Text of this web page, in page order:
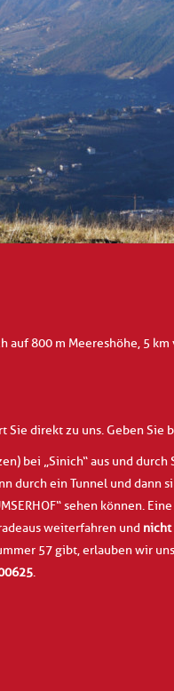
auf 800 m Meereshöhe, 5
Sie direkt zu uns. Geben Sie
bei „Sinich“ aus und
durch ein Tunnel und dann
sehen können.
weiterfahren und nicht
57 gibt, erlauben wir
.